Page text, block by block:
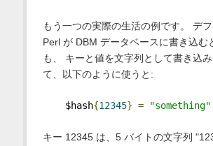
もう一つの実際の生活の例です。 デフ
Perl が DBM データベースに書き込む
も、 キーと値を文字列として書き込
て、以下のように使うと:
$hash{12345} = "something"
キー 12345 は、5 バイトの文字列